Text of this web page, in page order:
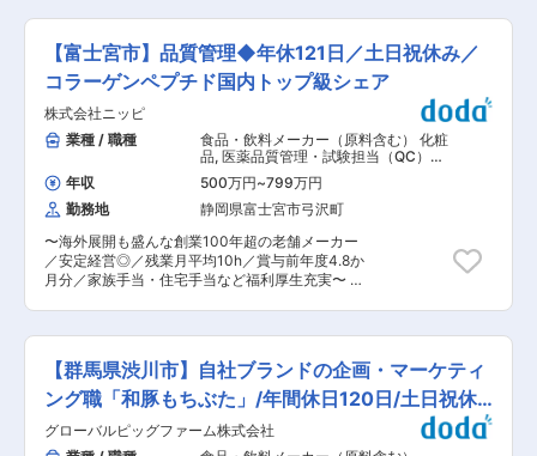
を、楽しみにしています。 変更の範囲：会社の定
める業務
内容詳細： ・レトルトやレンジアップ食品等に関
する新規商品開発 ・差別化（機能性・コストダウ
ン・性能向上）のための提案／研究開発 ■入社
後： これまでのご経験をもとに、業務をお任せい
たします。 年齢、性別を問わず本人の頑張り次第
でキャリアアップが可能な社風のため、努力次第
で「サブリーダー⇒リーダー⇒マネージャー」と
ステップアップが可能です。 ■アイリスグループ
について： 家電・日用品を中心に取扱商品数約
25,000点、グループ売上高は8,100億円を超える
グローバル企業へと成長を遂げています。 アイリ
スオーヤマではこれまで暮らしの中の不満・不便
を解決する「ホームソリューション」の事業を展
開してきました。しかし、これからは暮らしの中
に留まらず、日本全体が抱える問題を解決する
「ジャパンソリューション」に挑戦していきま
を、楽しみにしています。 変更の範囲：会社の定
める業務
【富士宮市】品質管理◆年休121日／土日祝休み／
コラーゲンペプチド国内トップ級シェア
株式会社ニッピ
業種 / 職種
食品・飲料メーカー（原料含む） 化粧
品, 医薬品質管理・試験担当（QC）
（製造所） 品質管理（食品・香料・飼
料）
年収 500万円~799万円
勤務地
静岡県富士宮市弓沢町
〜海外展開も盛んな創業100年超の老舗メーカー
／安定経営◎／残業月平均10h／賞与前年度4.8か
月分／家族手当・住宅手当など福利厚生充実〜 ■
運用等 検査課の管理業務のメンバーの一人として
携わって頂きます。 ◇食品の関連法令対応 ■評
価制度に関して： 長く勤められた方が着実に評価
される制度があります。また加えて当社には明確
な評価制度である目標管理制度があります。 部の
到達目標をもとに、上司と半期に一度の目標設定
面談、四半期に一度の振り返り面談を通して評価
【群馬県渋川市】自社ブランドの企画・マーケティ
ング職「和豚もちぶた」/年間休日120日/土日祝休
み
グローバルピッグファーム株式会社